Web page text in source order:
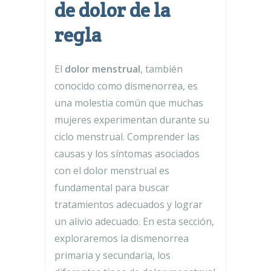
de dolor de la
regla
El dolor menstrual, también
conocido como dismenorrea, es
una molestia común que muchas
mujeres experimentan durante su
ciclo menstrual. Comprender las
causas y los síntomas asociados
con el dolor menstrual es
fundamental para buscar
tratamientos adecuados y lograr
un alivio adecuado. En esta sección,
exploraremos la dismenorrea
primaria y secundaria, los